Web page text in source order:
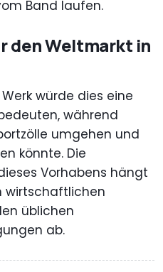
Band laufen.
den Weltmarkt in
würde dies eine
während
umgehen und
könnte. Die
Vorhabens hängt
wirtschaftlichen
üblichen
ab.